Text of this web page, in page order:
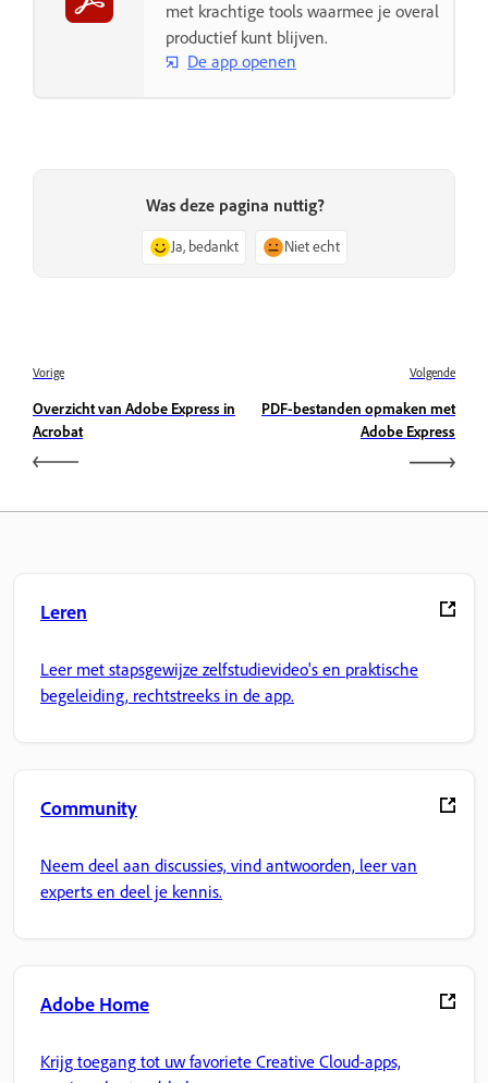
met krachtige tools waarmee je overal
productief kunt blijven.
De app openen
Was deze pagina nuttig?
Ja, bedankt Niet echt
Vorige
Overzicht van Adobe Express in
Acrobat
Volgende
PDF-bestanden opmaken met
Adobe Express
Leren
Leer met stapsgewijze zelfstudievideo's en praktische
begeleiding, rechtstreeks in de app.
Community
Neem deel aan discussies, vind antwoorden, leer van
experts en deel je kennis.
Adobe Home
Krijg toegang tot uw favoriete Creative Cloud-apps,